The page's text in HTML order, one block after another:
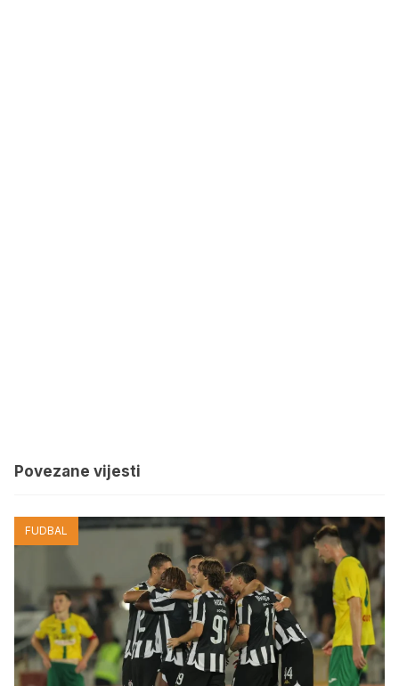
Povezane vijesti
FUDBAL